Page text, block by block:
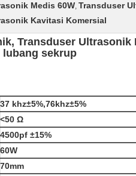
Medis 60W, Transduser
Kavitasi Komersial
Transduser Ultrasonik
lubang sekrup
37 khz±5%,76khz±5%
<50 Ω
4500pf ±15%
60W
70mm